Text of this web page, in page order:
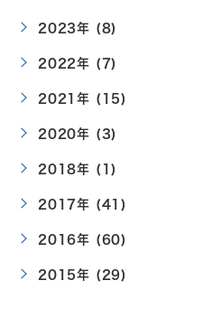
2023年 (8)
2022年 (7)
2021年 (15)
2020年 (3)
2018年 (1)
2017年 (41)
2016年 (60)
2015年 (29)